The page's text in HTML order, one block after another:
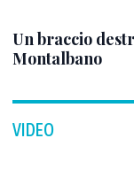
Un braccio
Montalbano
VIDEO